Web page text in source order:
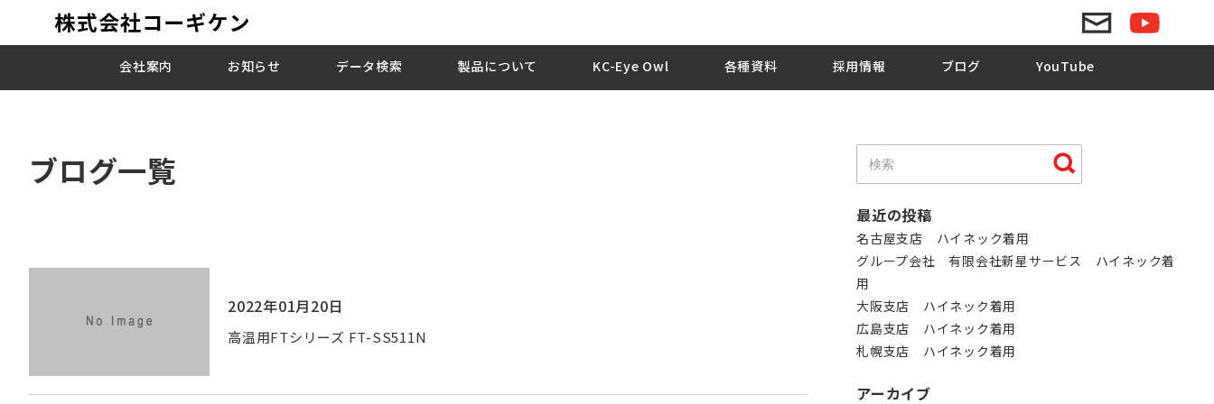
会社案内 お知らせ データ検索 製品について KC-Eye Owl 各種資料 採用情報 ブログ YouTube
ブログ一覧
2022年01月20日
高温用FTシリーズ FT-SS511N
最近の投稿
名古屋支店 ハイネック着用
グループ会社 有限会社新星サービス ハイネック着
用
大阪支店 ハイネック着用
広島支店 ハイネック着用
札幌支店 ハイネック着用
アーカイブ